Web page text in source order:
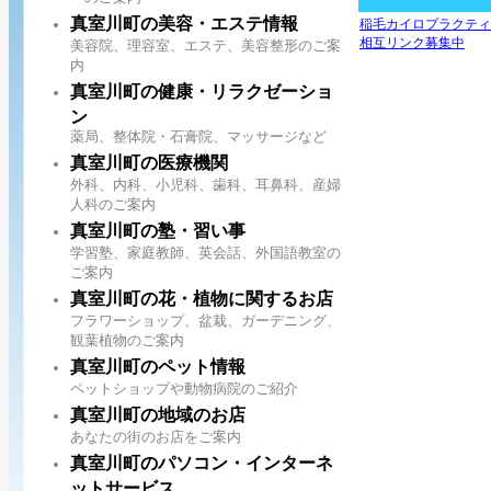
真室川町の美容・エステ情報
美容院、理容室、エステ、美容整形のご案
内
真室川町の健康・リラクゼーショ
ン
薬局、整体院・石膏院、マッサージなど
真室川町の医療機関
外科、内科、小児科、歯科、耳鼻科、産婦
人科のご案内
真室川町の塾・習い事
学習塾、家庭教師、英会話、外国語教室の
ご案内
真室川町の花・植物に関するお店
フラワーショップ、盆栽、ガーデニング、
観葉植物のご案内
真室川町のペット情報
ペットショップや動物病院のご紹介
真室川町の地域のお店
あなたの街のお店をご案内
真室川町のパソコン・インターネ
ットサービス
稲毛カイロプラクテ
相互リンク募集中